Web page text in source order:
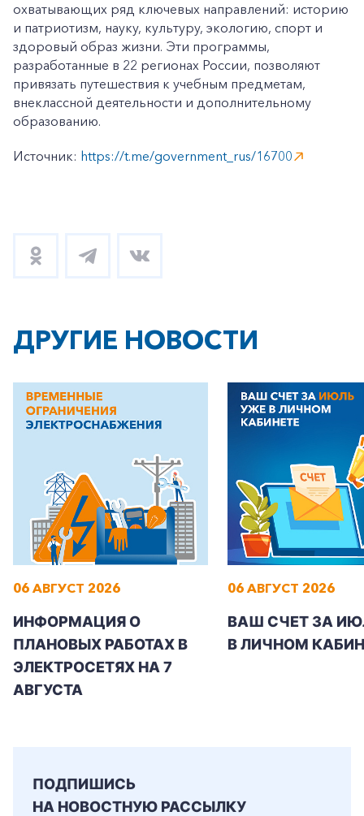
+7-800-700-24-57
Заказать обратный звонок
Частным клиентам
Корпоративным клиентам
охватывающих ряд ключевых направлений: историю
и патриотизм, науку, культуру, экологию, спорт и
здоровый образ жизни. Эти программы,
разработанные в 22 регионах России, позволяют
привязать путешествия к учебным предметам,
внеклассной деятельности и дополнительному
образованию.
Источник: https://t.me/government_rus/16700
ДРУГИЕ НОВОСТИ
06 АВГУСТ 2026
ИНФОРМАЦИЯ О
ПЛАНОВЫХ РАБОТАХ В
ЭЛЕКТРОСЕТЯХ НА 7
АВГУСТА
06 АВГУСТ 2026
ВАШ СЧЕТ ЗА
В ЛИЧНОМ
ПОДПИШИСЬ
НА НОВОСТНУЮ РАССЫЛКУ